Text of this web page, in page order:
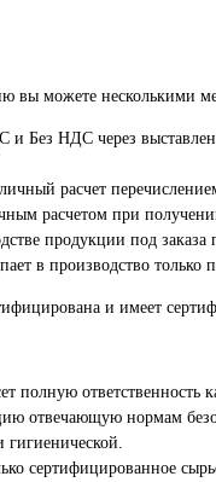
вы можете несколькими
и Без НДС через
расчет
расчетом при
продукции под
в производство только
и имеет
полную ответственность
отвечающую нормам
гигиенической.
сертифицированное